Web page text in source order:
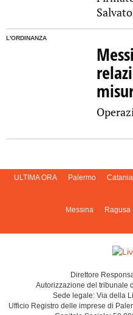
L'ORDINANZA
ULTIMA ORA Palermo Catania
Messina Ragusa
Direttore
Autorizzazione del tribunale
Sede legale: Via della
Ufficio Registro delle imprese di